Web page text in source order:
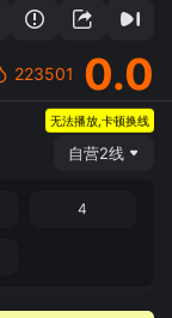
223501 0.0
无法播放,卡顿换线
自营2线
4